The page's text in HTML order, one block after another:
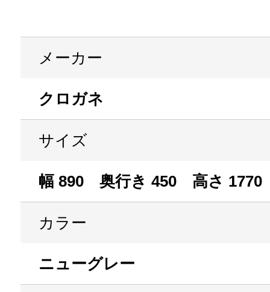
メーカー
クロガネ
サイズ
幅 890 奥行き 450 高さ 1770
カラー
ニューグレー